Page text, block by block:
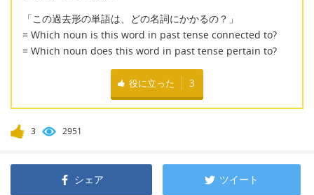
「この過去形の単語は、どの名詞にかかるの？」
= Which noun is this word in past tense connected to?
= Which noun does this word in past tense pertain to?
役に立った 3
3 2951
シェア ツイート